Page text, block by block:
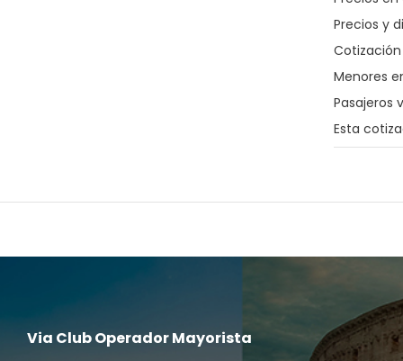
Precios y
Menores
Pasajeros
Esta
Via Club Operador Mayorista